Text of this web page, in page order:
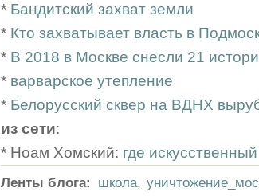
* Бандитский захват земли
* Кто захватывает власть в
* В 2018 в Москве снесли 21
* варварское утепление
* Белорусский сквер на ВДНХ
из сети:
* Ноам Хомский: где
Ленты блога: школа,